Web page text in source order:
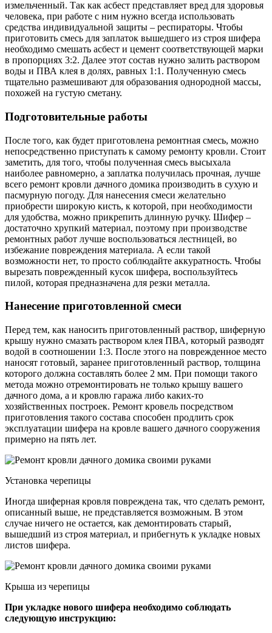
измельченный. Так как асбест представляет вред для здоровья
человека, при работе с ним нужно всегда использовать
средства индивидуальной защиты – респираторы. Чтобы
приготовить смесь для заплаток вышедшего из строя шифера
необходимо смешать асбест и цемент соответствующей марки
в пропорциях 3:2. Далее этот состав нужно залить раствором
воды и ПВА клея в долях, равных 1:1. Полученную смесь
тщательно размешивают для образования однородной массы,
похожей на густую сметану.
Подготовительные работы
После того, как будет приготовлена ремонтная смесь, можно
непосредственно приступать к самому ремонту кровли. Стоит
заметить, для того, чтобы полученная смесь высыхала
наиболее равномерно, а заплатка получилась прочная, лучше
всего ремонт кровли дачного домика производить в сухую и
пасмурную погоду. Для нанесения смеси желательно
приобрести широкую кисть, к которой, при необходимости
для удобства, можно прикрепить длинную ручку. Шифер –
достаточно хрупкий материал, поэтому при производстве
ремонтных работ лучше воспользоваться лестницей, во
избежание повреждения материала. А если такой
возможности нет, то просто соблюдайте аккуратность. Чтобы
вырезать поврежденный кусок шифера, воспользуйтесь
пилой, которая предназначена для резки металла.
Нанесение приготовленной смеси
Перед тем, как наносить приготовленный раствор, шиферную
крышу нужно смазать раствором клея ПВА, который разводят
водой в соотношении 1:3. После этого на поврежденное место
наносят готовый, заранее приготовленный раствор, толщина
которого должна составлять более 2 мм. При помощи такого
метода можно отремонтировать не только крышу вашего
дачного дома, а и кровлю гаража либо каких-то
хозяйственных построек. Ремонт кровель посредством
приготовления такого состава способен продлить срок
эксплуатации шифера на кровле вашего дачного сооружения
примерно на пять лет.
Установка черепицы
Иногда шиферная кровля повреждена так, что сделать ремонт,
описанный выше, не представляется возможным. В этом
случае ничего не остается, как демонтировать старый,
вышедший из строя материал, и прибегнуть к укладке новых
листов шифера.
Крыша из черепицы
При укладке нового шифера необходимо соблюдать
следующую инструкцию: